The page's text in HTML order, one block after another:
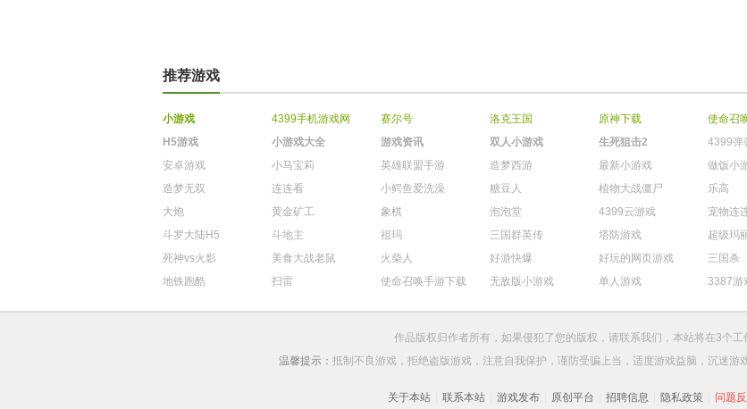
推荐游戏
小游戏 4399手机游戏网 赛尔号 洛克王国 原神下载 使命召
H5游戏
小游戏大全 游戏资讯 双人小游戏 生死狙击2 4399弹
安卓游戏
小马宝莉 英雄联盟手游 造梦西游 最新小游戏 做饭小
造梦无双
连连看 小鳄鱼爱洗澡 糖豆人 植物大战僵尸 乐高
大炮
黄金矿工 象棋 泡泡堂 4399云游戏 宠物连
斗罗大陆H5
斗地主 祖玛 三国群英传 塔防游戏 超级玛
死神vs火影
美食大战老鼠 火柴人 好游快爆 好玩的网页游戏 三国杀
地铁跑酷
扫雷 使命召唤手游下载 无敌版小游戏 单人游戏 3387游
作品版权归作者所有，如果侵犯了您的版权，请联系我们 ，本站将在3个工
温馨提示： 抵制不良游戏，拒绝盗版游戏，注意自我保护，谨防受骗上当，适度游戏益脑，沉迷游
关于本站 联系本站 游戏发布 原创平台 招聘信息 隐私政策 问题